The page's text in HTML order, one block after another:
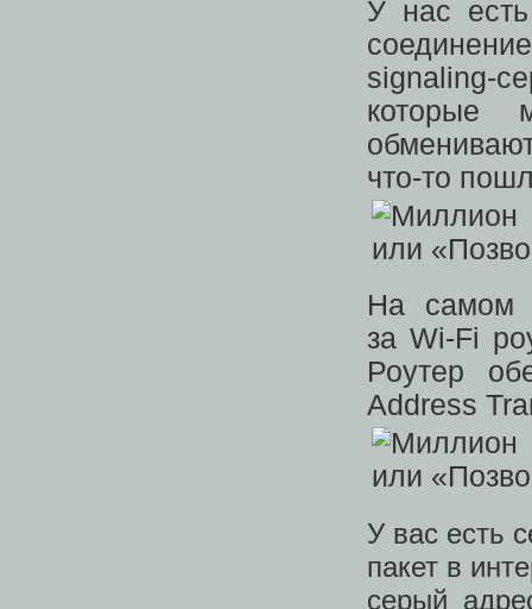
У нас
signaling-
которые
что-то
На самом
за Wi-Fi
Роутер
Address
У вас есть
пакет в
серый